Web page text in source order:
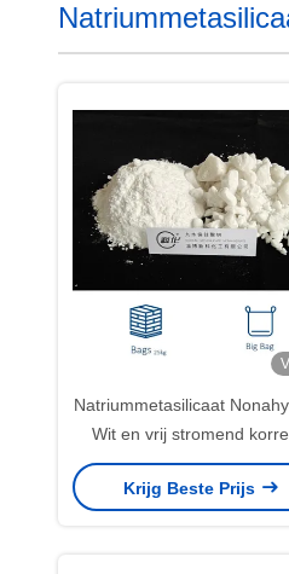
Natriummetasilicaat
Wit en vrij stromend
poeder 13517-24-3
Krijg Beste Prijs